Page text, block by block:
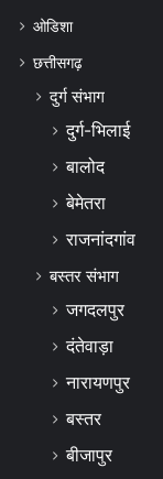
ओडिशा
छत्तीसगढ़
दुर्ग संभाग
दुर्ग-भिलाई
बालोद
बेमेतरा
राजनांदगांव
बस्तर संभाग
जगदलपुर
दंतेवाड़ा
नारायणपुर
बस्तर
बीजापुर